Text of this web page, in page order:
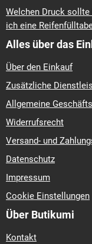
Welchen Druck
ich eine
Alles über das
Über den Einkauf
Zusätzliche
Allgemeine
Widerrufsrecht
Versand- und
Datenschutz
Impressum
Cookie Einstellungen
Über Butikumi
Kontakt